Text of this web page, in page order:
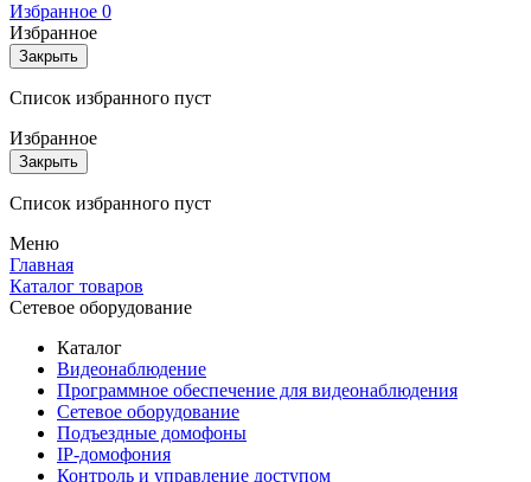
Избранное 0
Избранное
Закрыть
Список избранного пуст
Избранное
Закрыть
Список избранного пуст
Меню
Главная
Каталог товаров
Сетевое оборудование
Каталог
Видеонаблюдение
Программное обеспечение для видеонаблюдения
Сетевое оборудование
Подъездные домофоны
IP-домофония
Контроль и управление доступом